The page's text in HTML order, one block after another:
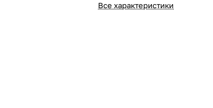
Все характеристики